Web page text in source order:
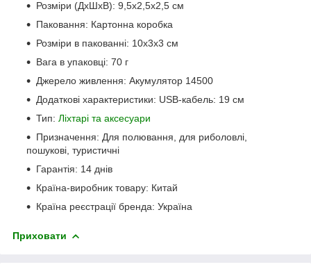
Розміри (ДхШхВ): 9,5х2,5х2,5 см
Паковання: Картонна коробка
Розміри в пакованні: 10х3х3 см
Вага в упаковці: 70 г
Джерело живлення: Акумулятор 14500
Додаткові характеристики: USB-кабель: 19 см
Тип: Ліхтарі та аксесуари
Призначення: Для полювання, для риболовлі,
пошукові, туристичні
Гарантія: 14 днів
Країна-виробник товару: Китай
Країна реєстрації бренда: Україна
Приховати